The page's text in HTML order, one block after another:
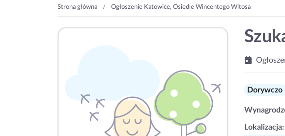
Strona główna Ogłoszenie Katowice, Osiedle Wincentego Witosa
Dorywczo
Lokalizacja: